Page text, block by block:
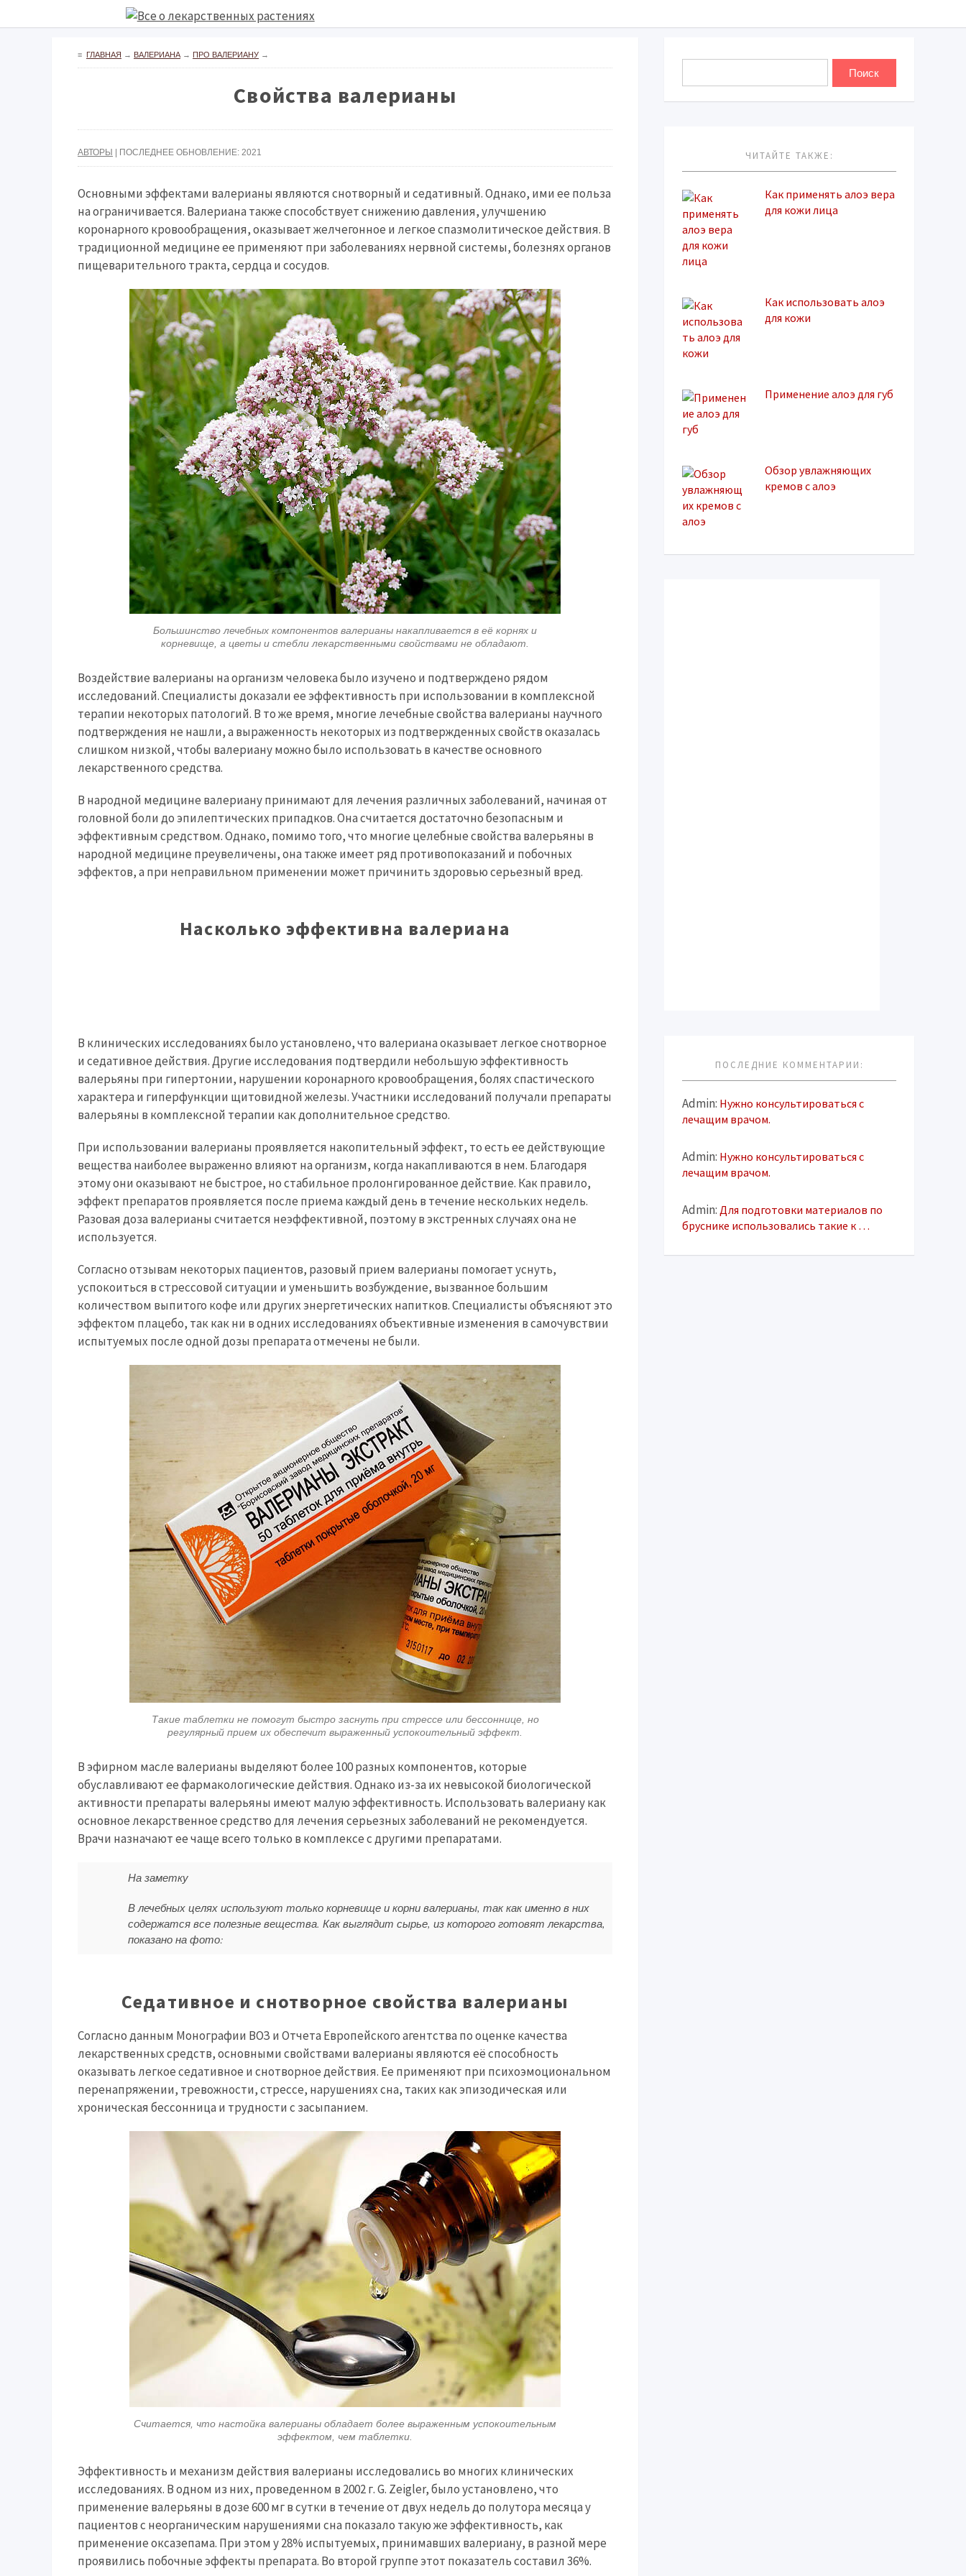
≡ ГЛАВНАЯ → ВАЛЕРИАНА → ПРО ВАЛЕРИАНУ →
Свойства валерианы
АВТОРЫ | ПОСЛЕДНЕЕ ОБНОВЛЕНИЕ: 2021
Основными эффектами валерианы являются снотворный и седативный. Однако, ими ее польза
на ограничивается. Валериана также способствует снижению давления, улучшению
коронарного кровообращения, оказывает желчегонное и легкое спазмолитическое действия. В
традиционной медицине ее применяют при заболеваниях нервной системы, болезнях органов
пищеварительного тракта, сердца и сосудов.
Большинство лечебных компонентов валерианы накапливается в её корнях и
корневище, а цветы и стебли лекарственными свойствами не обладают.
Воздействие валерианы на организм человека было изучено и подтверждено рядом
исследований. Специалисты доказали ее эффективность при использовании в комплексной
терапии некоторых патологий. В то же время, многие лечебные свойства валерианы научного
подтверждения не нашли, а выраженность некоторых из подтвержденных свойств оказалась
слишком низкой, чтобы валериану можно было использовать в качестве основного
лекарственного средства.
В народной медицине валериану принимают для лечения различных заболеваний, начиная от
головной боли до эпилептических припадков. Она считается достаточно безопасным и
эффективным средством. Однако, помимо того, что многие целебные свойства валерьяны в
народной медицине преувеличены, она также имеет ряд противопоказаний и побочных
эффектов, а при неправильном применении может причинить здоровью серьезный вред.
Насколько эффективна валериана
В клинических исследованиях было установлено, что валериана оказывает легкое снотворное
и седативное действия. Другие исследования подтвердили небольшую эффективность
валерьяны при гипертонии, нарушении коронарного кровообращения, болях спастического
характера и гиперфункции щитовидной железы. Участники исследований получали препараты
валерьяны в комплексной терапии как дополнительное средство.
При использовании валерианы проявляется накопительный эффект, то есть ее действующие
вещества наиболее выраженно влияют на организм, когда накапливаются в нем. Благодаря
этому они оказывают не быстрое, но стабильное пролонгированное действие. Как правило,
эффект препаратов проявляется после приема каждый день в течение нескольких недель.
Разовая доза валерианы считается неэффективной, поэтому в экстренных случаях она не
используется.
Согласно отзывам некоторых пациентов, разовый прием валерианы помогает уснуть,
успокоиться в стрессовой ситуации и уменьшить возбуждение, вызванное большим
количеством выпитого кофе или других энергетических напитков. Специалисты объясняют это
эффектом плацебо, так как ни в одних исследованиях объективные изменения в самочувствии
испытуемых после одной дозы препарата отмечены не были.
Такие таблетки не помогут быстро заснуть при стрессе или бессоннице, но
регулярный прием их обеспечит выраженный успокоительный эффект.
В эфирном масле валерианы выделяют более 100 разных компонентов, которые
обуславливают ее фармакологические действия. Однако из-за их невысокой биологической
активности препараты валерьяны имеют малую эффективность. Использовать валериану как
основное лекарственное средство для лечения серьезных заболеваний не рекомендуется.
Врачи назначают ее чаще всего только в комплексе с другими препаратами.
На заметку
В лечебных целях используют только корневище и корни валерианы, так как именно в них
содержатся все полезные вещества. Как выглядит сырье, из которого готовят лекарства,
показано на фото:
Седативное и снотворное свойства валерианы
Согласно данным Монографии ВОЗ и Отчета Европейского агентства по оценке качества
лекарственных средств, основными свойствами валерианы являются её способность
оказывать легкое седативное и снотворное действия. Ее применяют при психоэмоциональном
перенапряжении, тревожности, стрессе, нарушениях сна, таких как эпизодическая или
хроническая бессонница и трудности с засыпанием.
Считается, что настойка валерианы обладает более выраженным успокоительным
эффектом, чем таблетки.
Эффективность и механизм действия валерианы исследовались во многих клинических
исследованиях. В одном из них, проведенном в 2002 г. G. Zeigler, было установлено, что
применение валерьяны в дозе 600 мг в сутки в течение от двух недель до полутора месяца у
пациентов с неорганическим нарушениями сна показало такую же эффективность, как
применение оксазепама. При этом у 28% испытуемых, принимавших валериану, в разной мере
проявились побочные эффекты препарата. Во второй группе этот показатель составил 36%.
ЧИТАЙТЕ ТАКЖЕ:
Как применять алоэ вера
для кожи лица
Как использовать алоэ
для кожи
Применение алоэ для губ
Обзор увлажняющих
кремов с алоэ
ПОСЛЕДНИЕ КОММЕНТАРИИ:
Admin: Нужно консультироваться с
лечащим врачом.
Admin: Нужно консультироваться с
лечащим врачом.
Admin: Для подготовки материалов по
бруснике использовались такие к …